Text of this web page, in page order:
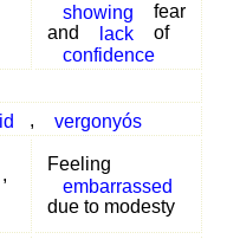
showing
fear
and
lack
of
confidence
, vergonyós
,
Feeling
embarrassed
due to modesty